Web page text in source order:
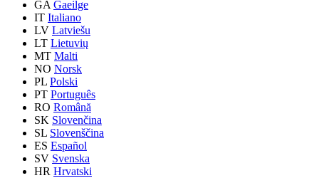
GA Gaeilge
IT Italiano
LV Latviešu
LT Lietuvių
MT Malti
NO Norsk
PL Polski
PT Português
RO Română
SK Slovenčina
SL Slovenščina
ES Español
SV Svenska
HR Hrvatski